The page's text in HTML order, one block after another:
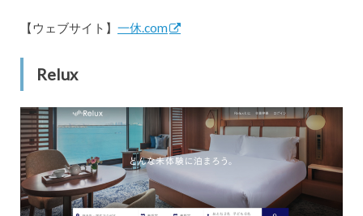
【ウェブサイト】 一休.com
Relux